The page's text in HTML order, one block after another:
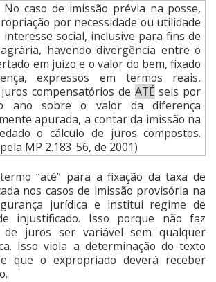
No caso de imissão prévia na posse,
por necessidade ou utilidade
interesse social, inclusive para fins de
havendo divergência entre o
em juízo e o valor do bem, fixado
expressos em termos reais,
compensatórios de ATÉ seis por
ano sobre o valor da diferença
apurada, a contar da imissão na
o cálculo de juros compostos.
MP 2.183-56, de 2001)
“até” para a fixação da taxa de
nos casos de imissão provisória na
jurídica e institui regime de
injustificado. Isso porque não faz
juros ser variável sem qualquer
Isso viola a determinação do texto
que o expropriado deverá receber